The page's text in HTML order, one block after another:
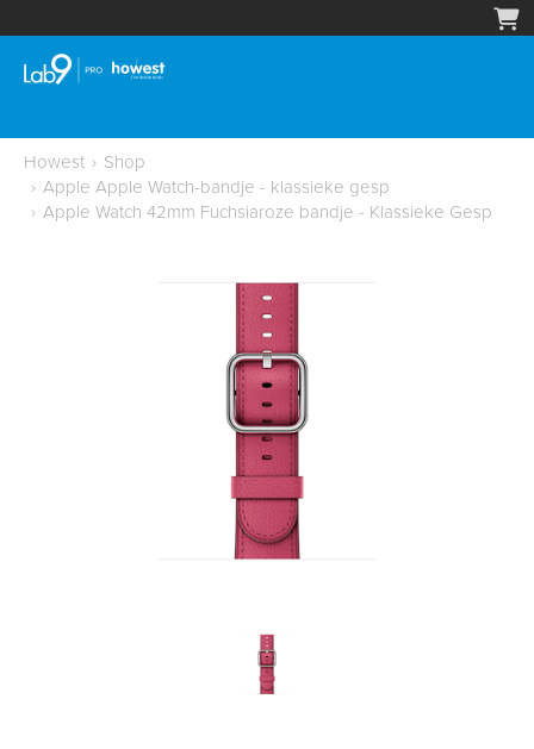
Howest › Shop
› Apple Apple Watch-bandje - klassieke gesp
› Apple Watch 42mm Fuchsiaroze bandje - Klassieke Gesp